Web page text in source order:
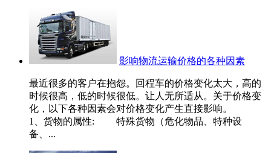
影响物流运输价格的各种因素
最近很多的客户在抱怨。回程车的价格变化太大，高的
时候很高，低的时候很低。让人无所适从。关于价格变
化，以下各种因素会对价格变化产生直接影响。
1、货物的属性: 特殊货物（危化物品、特种设
备、...